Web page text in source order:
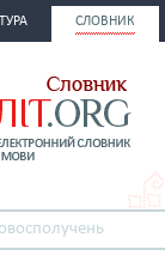
СЛОВНИК